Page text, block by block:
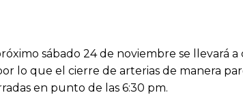
sábado 24 de noviembre se llevará a
lo que el cierre de arterias de manera
en punto de las 6:30 pm.